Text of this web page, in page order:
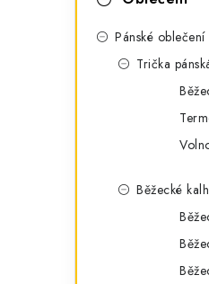
Pánské oblečení
Trička
Běžecké